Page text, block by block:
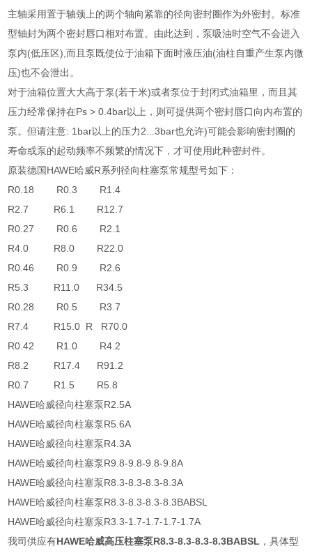
主轴采用置于轴颈上的两个轴向紧靠的径向密封圈作为外密封。标准
型轴封为两个密封唇口相对布置。由此达到，泵吸油时空气不会进入
泵内(低压区),而且泵既使位于油箱下面时液压油(油柱自重产生泵内微
压)也不会泄出。
对于油箱位置大大高于泵(若干米)或者泵位于封闭式油箱里，而且其
压力经常保持在Ps > 0.4bar以上，则可提供两个密封唇口向内布置的
泵。但请注意: 1bar以上的压力2...3bar也允许)可能会影响密封圈的
寿命或泵的起动频率不频繁的情况下，才可使用此种密封件。
原装德国HAWE哈威R系列径向柱塞泵常规型号如下：
R0.18 R0.3 R1.4
R2.7 R6.1 R12.7
R0.27 R0.6 R2.1
R4.0 R8.0 R22.0
R0.46 R0.9 R2.6
R5.3 R11.0 R34.5
R0.28 R0.5 R3.7
R7.4 R15.0 R R70.0
R0.42 R1.0 R4.2
R8.2 R17.4 R91.2
R0.7 R1.5 R5.8
HAWE哈威径向柱塞泵R2.5A
HAWE哈威径向柱塞泵R5.6A
HAWE哈威径向柱塞泵R4.3A
HAWE哈威径向柱塞泵R9.8-9.8-9.8-9.8A
HAWE哈威径向柱塞泵R8.3-8.3-8.3-8.3A
HAWE哈威径向柱塞泵R8.3-8.3-8.3-8.3BABSL
HAWE哈威径向柱塞泵R3.3-1.7-1.7-1.7-1.7A
我司供应有HAWE哈威高压柱塞泵R8.3-8.3-8.3-8.3BABSL ，具体型